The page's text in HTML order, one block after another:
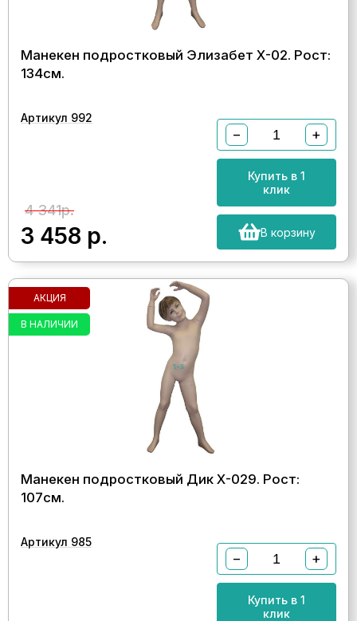
Манекен подростковый Элизабет Х-02. Рост:
134см.
Артикул 992
4 341р.
3 458 р.
− +
Купить в 1
клик
В корзину
АКЦИЯ
В НАЛИЧИИ
Манекен подростковый Дик Х-029. Рост:
107см.
Артикул 985
− +
Купить в 1
клик